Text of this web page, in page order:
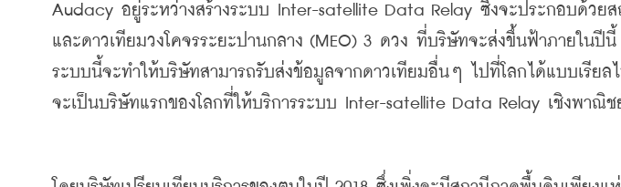
Audacy อยู่ระหว่างสร้างระบบ Inter-satellite Data Relay ซึ่งจะประกอบด้วย
และดาวเทียมวงโคจรระยะปานกลาง (MEO) 3 ดวง ที่บริษัทจะส่งขึ้นฟ้าภายในปีนี้
ระบบนี้จะทำให้บริษัทสามารถรับส่งข้อมูลจากดาวเทียมอื่นๆ
ไปที่โลกได้แบบเรียล
จะเป็นบริษัทแรกของโลกที่ให้บริการระบบ Inter-satellite Data Relay เชิงพาณิช